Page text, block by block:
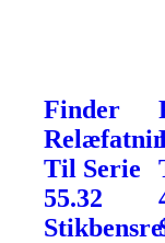
Finder
Til Serie
55.32